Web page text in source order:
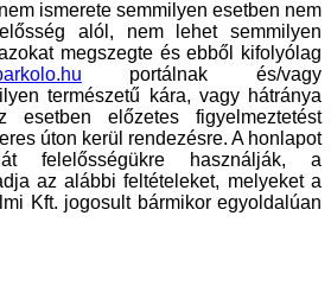
ismerete semmilyen esetben nem
alól, nem lehet semmilyen
megszegte és ebből kifolyólag
portálnak és/vagy
természetű kára, vagy hátránya
esetben előzetes figyelmeztetést
úton kerül rendezésre. A honlapot
felelősségükre használják, a
az alábbi feltételeket, melyeket a
Kft. jogosult bármikor egyoldalúan